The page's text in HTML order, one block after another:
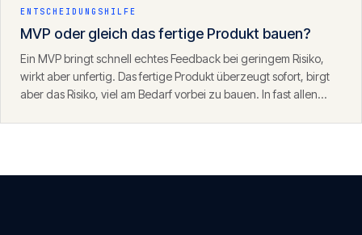
ENTSCHEIDUNGSHILFE
MVP oder gleich das fertige Produkt bauen?
Ein MVP bringt schnell echtes Feedback bei geringem Risiko,
wirkt aber unfertig. Das fertige Produkt überzeugt sofort, birgt
aber das Risiko, viel am Bedarf vorbei zu bauen. In fast allen